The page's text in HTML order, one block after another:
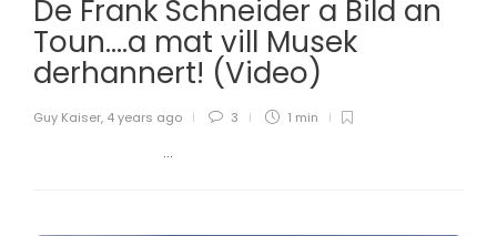
De Frank Schneider a Bild an
Toun….a mat vill Musek
derhannert! (Video)
Guy Kaiser, 4 years ago 3 1 min
...